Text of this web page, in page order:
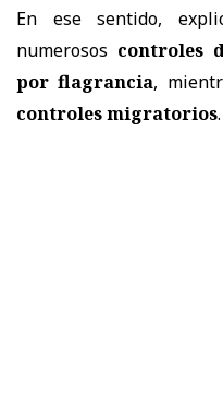
En ese sentido,
numerosos controles
por flagrancia,
controles migratorios.